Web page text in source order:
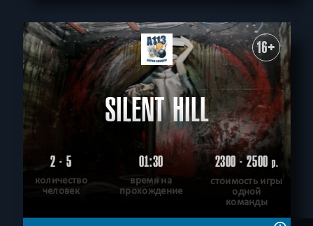
16+
SILENT HILL
2 - 5
количество
человек
01:30
время на
прохождение
2300 - 2500р.
стоимость игры
одной
команды